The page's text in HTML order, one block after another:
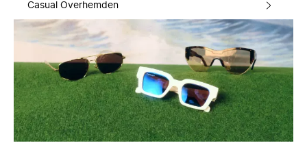
Casual Overhemden